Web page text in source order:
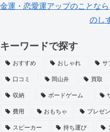
金運・恋愛運アップのことな
のし
キーワードで探す
おすすめ おしゃれ サ
口コミ 岡山弁 買取
収納 ボードゲーム
費用 おもちゃ プレゼ
スピーカー 持ち運び